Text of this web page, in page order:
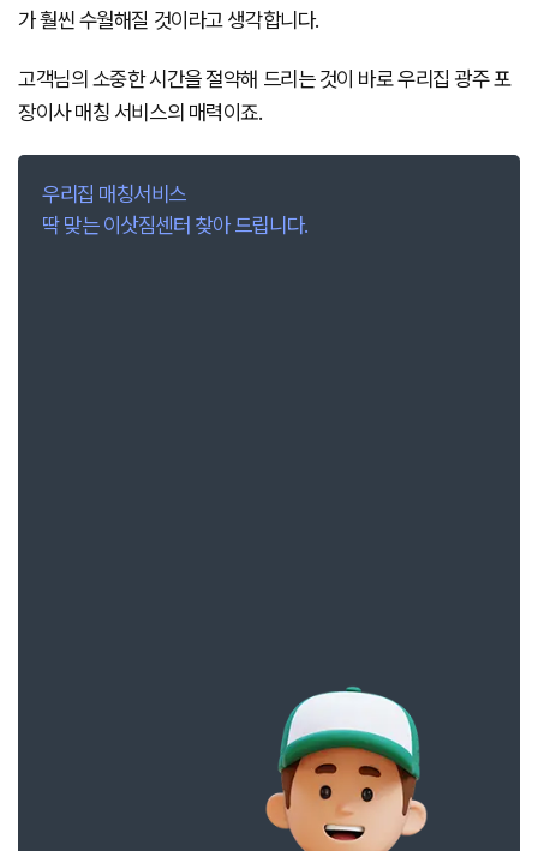
가 훨씬 수월해질 것이라고 생각합니다.
고객님의 소중한 시간을 절약해 드리는 것이 바로 우리집 광주 포
장이사 매칭 서비스의 매력이죠.
우리집 매칭서비스
딱 맞는 이삿짐센터 찾아 드립니다.